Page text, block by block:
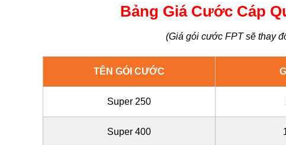
Bảng Giá Cước Cáp
(Giá gói cước FPT sẽ thay
TÊN GÓI CƯỚC
Super 250
Super 400